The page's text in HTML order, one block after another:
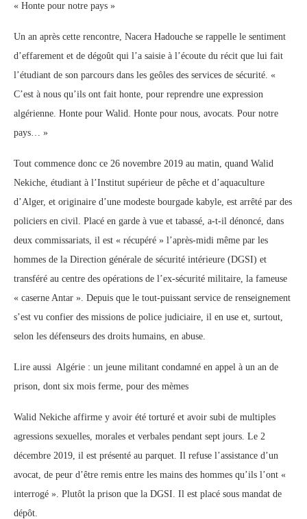
« Honte pour notre pays »
Un an après cette rencontre, Nacera Hadouche se rappelle le sentiment
d’effarement et de dégoût qui l’a saisie à l’écoute du récit que lui fait
l’étudiant de son parcours dans les geôles des services de sécurité. «
C’est à nous qu’ils ont fait honte, pour reprendre une expression
algérienne. Honte pour Walid. Honte pour nous, avocats. Pour notre
pays… »
Tout commence donc ce 26 novembre 2019 au matin, quand Walid
Nekiche, étudiant à l’Institut supérieur de pêche et d’aquaculture
d’Alger, et originaire d’une modeste bourgade kabyle, est arrêté par des
policiers en civil. Placé en garde à vue et tabassé, a-t-il dénoncé, dans
deux commissariats, il est « récupéré » l’après-midi même par les
hommes de la Direction générale de sécurité intérieure (DGSI) et
transféré au centre des opérations de l’ex-sécurité militaire, la fameuse
« caserne Antar ». Depuis que le tout-puissant service de renseignement
s’est vu confier des missions de police judiciaire, il en use et, surtout,
selon les défenseurs des droits humains, en abuse.
Lire aussi Algérie : un jeune militant condamné en appel à un an de
prison, dont six mois ferme, pour des mèmes
Walid Nekiche affirme y avoir été torturé et avoir subi de multiples
agressions sexuelles, morales et verbales pendant sept jours. Le 2
décembre 2019, il est présenté au parquet. Il refuse l’assistance d’un
avocat, de peur d’être remis entre les mains des hommes qu’ils l’ont «
interrogé ». Plutôt la prison que la DGSI. Il est placé sous mandat de
dépôt.